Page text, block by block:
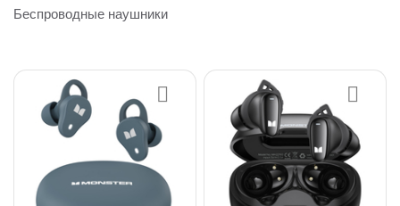
Беспроводные наушники